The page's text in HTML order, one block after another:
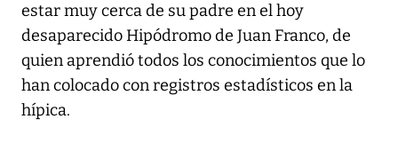
estar muy cerca de su padre en el hoy
desaparecido Hipódromo de Juan Franco, de
quien aprendió todos los conocimientos que lo
han colocado con registros estadísticos en la
hípica.